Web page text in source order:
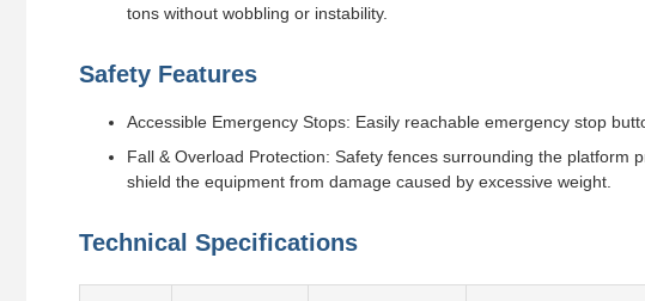
tons without wobbling or instability.
Safety Features
Accessible Emergency Stops: Easily reachable emergency stop
Fall & Overload Protection: Safety fences surrounding the
shield the equipment from damage caused by excessive weight.
Technical Specifications